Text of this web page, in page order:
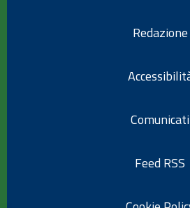
Redazione
Comunicati
Feed RSS